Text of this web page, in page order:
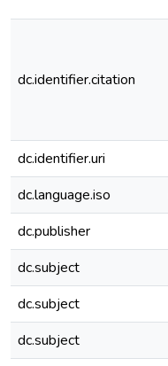
dc.identifier.citation
dc.identifier.uri
dc.language.iso
dc.publisher
dc.subject
dc.subject
dc.subject